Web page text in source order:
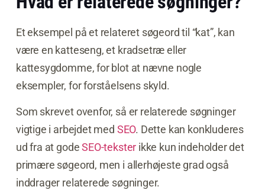
Et eksempel på et relateret søgeord til “kat”, kan
være en katteseng, et kradsetræ eller
kattesygdomme, for blot at nævne nogle
eksempler, for forståelsens skyld.
Som skrevet ovenfor, så er relaterede søgninger
vigtige i arbejdet med SEO. Dette kan konkluderes
ud fra at godeSEO-tekster ikke kun indeholder det
primære søgeord, men i allerhøjeste grad også
inddrager relaterede søgninger.